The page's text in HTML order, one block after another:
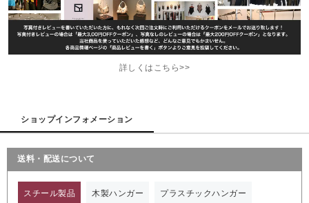
詳しくはこちら>>
ショップインフォメーション
送料・配送について
スチール製品 木製ハンガー プラスチックハンガー